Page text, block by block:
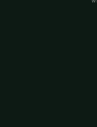
Gebetszeiten